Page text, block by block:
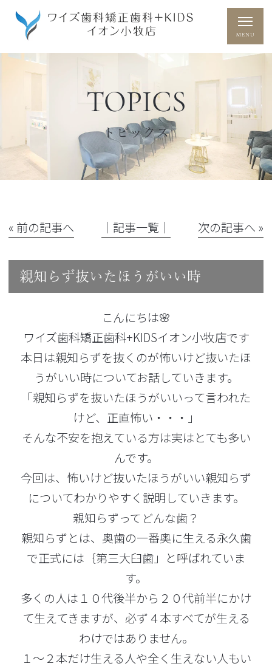
TOPICS
トピックス
« 前の記事へ │記事一覧│ 次の記事へ »
親知らず抜いたほうがいい時
こんにちは🌸
ワイズ歯科矯正歯科+KIDSイオン小牧店です
本日は親知らずを抜くのが怖いけど抜いたほ
うがいい時についてお話していきます。
「親知らずを抜いたほうがいいって言われた
けど、正直怖い・・・」
そんな不安を抱えている方は実はとても多い
んです。
今回は、怖いけど抜いたほうがいい親知らず
についてわかりやすく説明していきます。
親知らずってどんな歯？
親知らずとは、奥歯の一番奥に生える永久歯
で正式には｛第三大臼歯」と呼ばれていま
す。
多くの人は１０代後半から２０代前半にかけ
て生えてきますが、必ず４本すべてが生える
わけではありません。
１～２本だけ生える人や全く生えない人もい